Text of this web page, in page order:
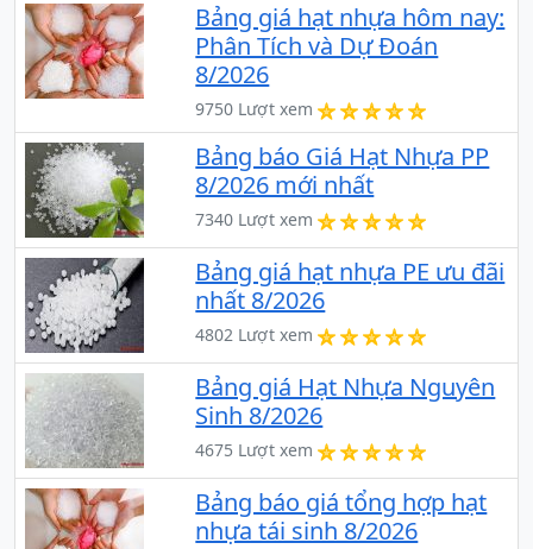
Bảng giá hạt nhựa hôm nay:
Phân Tích và Dự Đoán
8/2026
9750 Lượt xem
Bảng báo Giá Hạt Nhựa PP
8/2026 mới nhất
7340 Lượt xem
Bảng giá hạt nhựa PE ưu đãi
nhất 8/2026
4802 Lượt xem
Bảng giá Hạt Nhựa Nguyên
Sinh 8/2026
4675 Lượt xem
Bảng báo giá tổng hợp hạt
nhựa tái sinh 8/2026